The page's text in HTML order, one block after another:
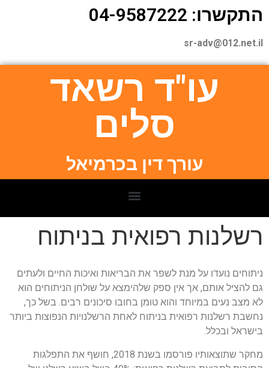
התקשרו: 04-9587222
sr-adv@012.net.il
עו"ד רשאד
סלים
עורך דין בכרמיאל
רשלנות רפואית בניתוח
ניתוחים נועדו על מנת לשפר את הבריאות ואיכות החיים ולעתים
גם להציל אותם, אך אין ספק שלהימצא על שולחן הניתוחים הוא
לא מצב נעים במיוחד והוא טומן בחובו סיכונים רבים. בשל כך,
נחשבת רשלנות רפואית בניתוח לאחת הרשלנויות הנפוצות ביותר
בישראל ובכלל.
מחקר שתוצאותיו פורסמו בשנת 2018, חושף את התפלגות